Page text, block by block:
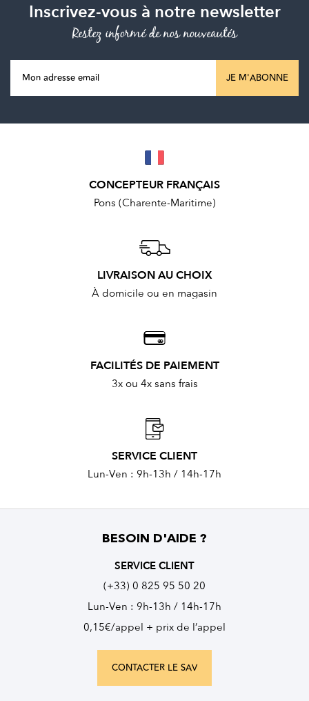
Inscrivez-vous à notre newsletter
Restez informé de nos nouveautés
JE M'ABONNE
CONCEPTEUR FRANÇAIS
Pons (Charente-Maritime)
LIVRAISON AU CHOIX
À domicile ou en magasin
FACILITÉS DE PAIEMENT
3x ou 4x sans frais
SERVICE CLIENT
Lun-Ven : 9h-13h / 14h-17h
BESOIN D'AIDE ?
SERVICE CLIENT
(+33) 0 825 95 50 20
Lun-Ven : 9h-13h / 14h-17h
0,15€/appel + prix de l’appel
CONTACTER LE SAV